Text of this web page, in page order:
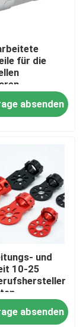
für die
maschinell
absenden
und
10-25
verfügbar
absenden